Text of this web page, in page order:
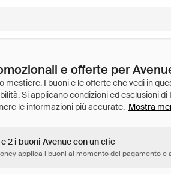
e offerte per
Mostra
2 i buoni Avenue con un clic
applica i buoni al momento del pagamento e